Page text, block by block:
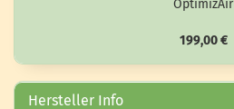
Op­ti­mi­zAir
199,00 €
Hersteller Info